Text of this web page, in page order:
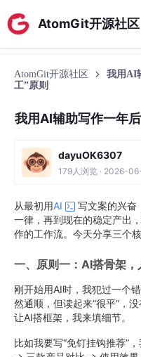
AtomGit开源社区
AtomGit开源社区
我用AI
工”原则
我用AI辅助写作一年
dayuOK6307
179人浏览 · 2026-
从最初用AI
写文案的兴奋
一律，再到现在的稳定产出
作的工作流。今天分享三个
一、原则一：AI搭骨架，
刚开始用AI时，我犯过一个
然通顺，但读起来“很平”，
让AI搭框架，我来填细节。
比如我要写“免钉挂钩推荐”